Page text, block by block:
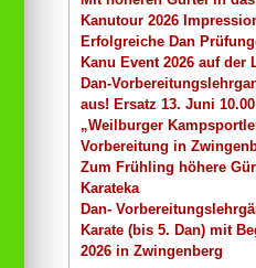
Kanutour 2026
Erfolgreiche Dan
Kanu Event 2026 auf der
Dan-
aus! Ersatz 13. Juni
„Weilburger
Vorbereitung in
Zum Frühling höhere
Karateka
Dan-
Karate (bis 5. Dan) mit
2026 in Zwingenberg